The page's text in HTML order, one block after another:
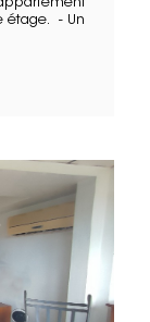
étage. - Un